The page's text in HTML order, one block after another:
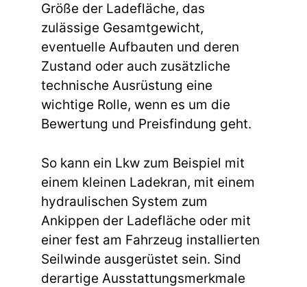
Größe der Ladefläche, das
zulässige Gesamtgewicht,
eventuelle Aufbauten und deren
Zustand oder auch zusätzliche
technische Ausrüstung eine
wichtige Rolle, wenn es um die
Bewertung und Preisfindung geht.
So kann ein Lkw zum Beispiel mit
einem kleinen Ladekran, mit einem
hydraulischen System zum
Ankippen der Ladefläche oder mit
einer fest am Fahrzeug installierten
Seilwinde ausgerüstet sein. Sind
derartige Ausstattungsmerkmale